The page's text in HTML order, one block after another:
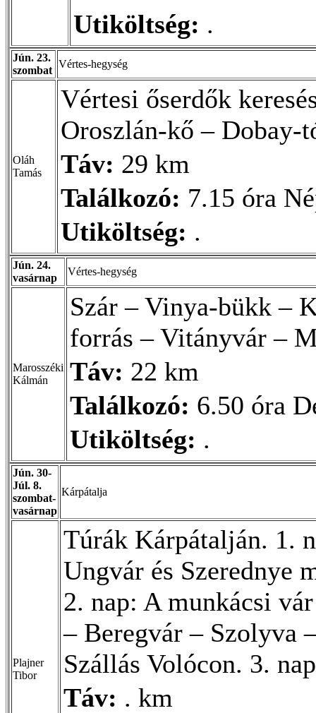
Utiköltség: .
Jún. 23.
szombat
Vértes-hegység
Oláh
Tamás
Vértesi őserdők
Oroszlán-kő – Dobay-
Táv: 29 km
Találkozó: 7.15 óra
Utiköltség: .
Jún. 24.
vasárnap
Vértes-hegység
Marosszéki
Kálmán
Szár – Vinya-bükk –
forrás – Vitányvár –
Táv: 22 km
Találkozó: 6.50 óra
Utiköltség: .
Jún. 30-
Júl. 8.
szombat-
vasárnap
Kárpátalja
Plajner
Tibor
Túrák Kárpátalján. 1.
Ungvár és Szerednye
2. nap: A munkácsi
– Beregvár – Szolyva
Szállás Volócon. 3.
Táv: . km